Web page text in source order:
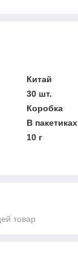
Китай
30 шт.
Коробка
В пакетиках
10 г
товар